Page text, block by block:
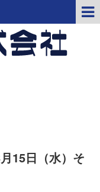
15日（水）そ